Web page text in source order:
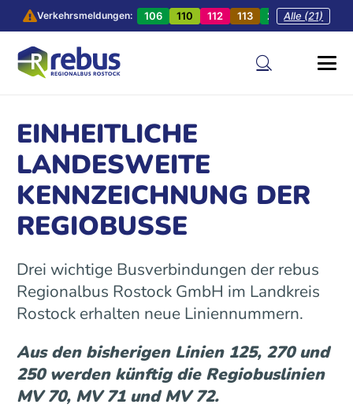
Verkehrsmeldungen: 106 110 112 113 201 202
Alle (21)
EINHEITLICHE
LANDESWEITE
KENNZEICHNUNG DER
REGIOBUSSE
Drei wichtige Busverbindungen der rebus
Regionalbus Rostock GmbH im Landkreis
Rostock erhalten neue Liniennummern.
Aus den bisherigen Linien 125, 270 und
250 werden künftig die Regiobuslinien
MV 70, MV 71 und MV 72.